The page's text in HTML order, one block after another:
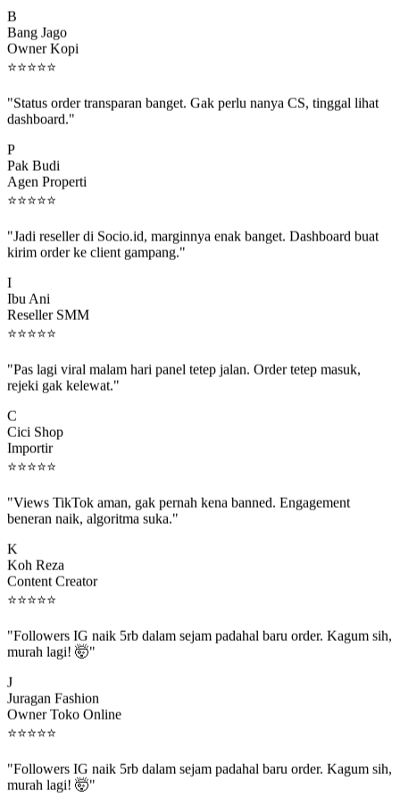
Bang Jago
Owner Kopi
⭐⭐⭐⭐⭐
dashboard."
Pak Budi
Agen Properti
⭐⭐⭐⭐⭐
kirim order ke client gampang."
Ibu Ani
Reseller SMM
⭐⭐⭐⭐⭐
rejeki gak kelewat."
Cici Shop
Importir
⭐⭐⭐⭐⭐
beneran naik, algoritma suka."
Koh Reza
Content Creator
⭐⭐⭐⭐⭐
murah lagi! 🤯"
Juragan Fashion
Owner Toko Online
⭐⭐⭐⭐⭐
murah lagi! 🤯"